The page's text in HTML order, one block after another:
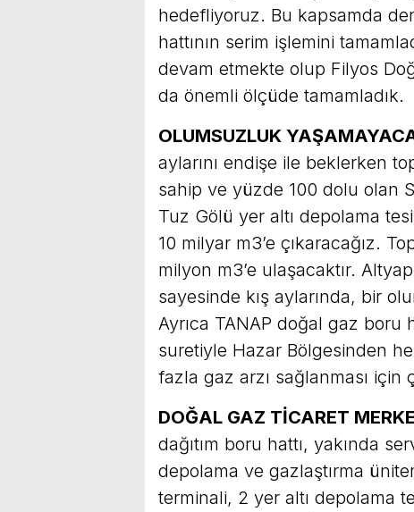
hedefliyoruz. Bu kapsamda
hattının serim işlemini
devam etmekte olup Filyos
da önemli ölçüde tamamladık.
OLUMSUZLUK
aylarını endişe ile beklerken
sahip ve yüzde 100 dolu olan
Tuz Gölü yer altı depolama
10 milyar m3’e çıkaracağız.
milyon m3’e ulaşacaktır.
sayesinde kış aylarında, bir
Ayrıca TANAP doğal gaz boru
suretiyle Hazar Bölgesinden
fazla gaz arzı sağlanması için
DOĞAL GAZ TİCARET
dağıtım boru hattı, yakında
depolama ve gazlaştırma
terminali, 2 yer altı depolama